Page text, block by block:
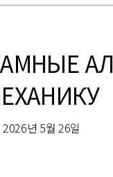
2026년 5월 26일